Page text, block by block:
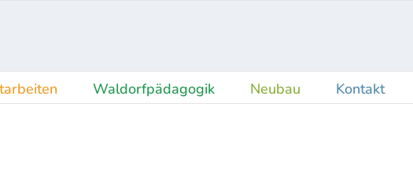
Waldorfpädagogik Neubau Kontakt